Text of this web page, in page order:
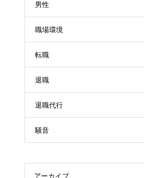
男性
職場環境
転職
退職
退職代行
騒音
アーカイブ